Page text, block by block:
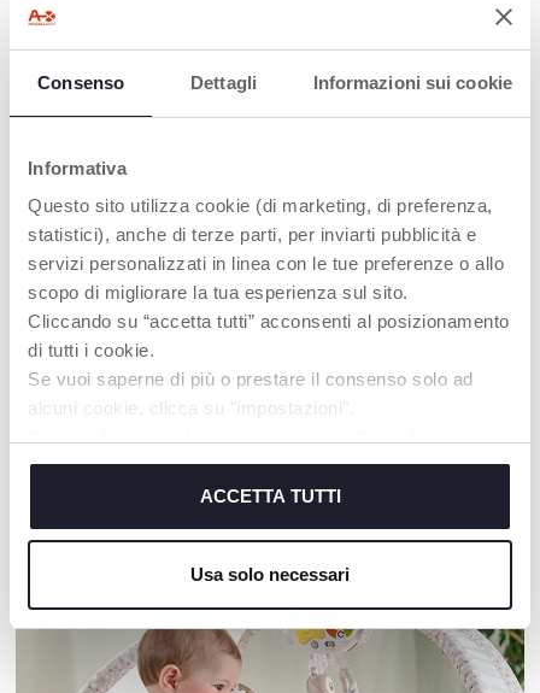
Consenso Dettagli Informazioni sui cookie
Informativa
Questo sito utilizza cookie (di marketing, di preferenza,
statistici), anche di terze parti, per inviarti pubblicità e
servizi personalizzati in linea con le tue preferenze o allo
scopo di migliorare la tua esperienza sul sito.
Cliccando su “accetta tutti” acconsenti al posizionamento
di tutti i cookie.
Se vuoi saperne di più o prestare il consenso solo ad
alcuni cookie, clicca su "impostazioni".
cookie tecnici, indispensabili per fruire del servizio
ACCETTA TUTTI
Usa solo necessari
+ COULEURS
Lunettes de soleil 12m+
+ COULEURS
NOS RECOMMANDATIONS